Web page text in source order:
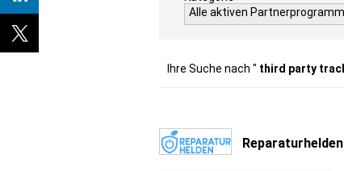
Alle aktiven
Ihre Suche nach " third party
Reparaturhelden